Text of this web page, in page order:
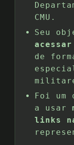
CMU.
Seu
de
Foi um
a usar
links